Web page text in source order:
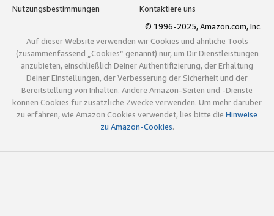
Nutzungsbestimmungen
Kontaktiere uns
© 1996-2025, Amazon.com, Inc.
Auf dieser Website verwenden wir Cookies und ähnliche Tools
(zusammenfassend „Cookies“ genannt) nur, um Dir Dienstleistungen
anzubieten, einschließlich Deiner Authentifizierung, der Erhaltung
Deiner Einstellungen, der Verbesserung der Sicherheit und der
Bereitstellung von Inhalten. Andere Amazon-Seiten und -Dienste
können Cookies für zusätzliche Zwecke verwenden. Um mehr darüber
zu erfahren, wie Amazon Cookies verwendet, lies bitte die Hinweise
zu Amazon-Cookies.